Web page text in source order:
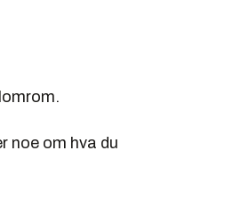
noe om hva du